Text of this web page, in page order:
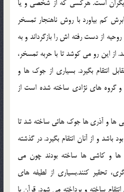
است. هركسي كه از شخصي و يا
كم بياورد با روش ناهنجار تمسخر
از دست رفته اش را بازگرداند و به
اين رو مي كوشد تا با حربه تمسخر،
انتقام بگيرد. بسياري از جوك ها و
گروه هاي نژادي ساخته شده است از
ها و آذري ها جوك هائي ساخته شد تا
باشد و از آنان انتقام بگيرد. در گذشته
ها و كاشي ها ساخته بودند چون مي
تحقير كنند.بسياري از لطيفه هاي